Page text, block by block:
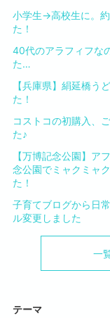
小学生→高校生に。
た！
40代のアラフィフな
た…
【兵庫県】絹延橋う
た！
コストコの初購入、
た♪
【万博記念公園】ア
念公園でミャクミャ
た！
子育てブログから日
ル変更しました
一
テーマ